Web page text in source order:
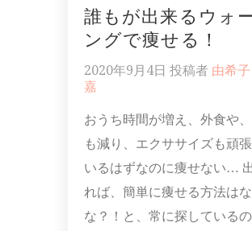
誰もが出来るウォ
ングで痩せる！
2020年9月4日 投稿者 由希
嘉
おうち時間が増え、外食や
も減り、エクササイズも頑
いるはずなのに痩せない…
れば、簡単に痩せる方法は
な？！と、常に探している